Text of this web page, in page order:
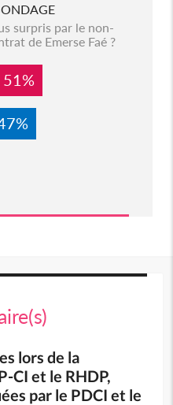
surpris par le non-
de Emerse Faé ?
51%
lors de la
CI et le RHDP,
par le PDCI et le